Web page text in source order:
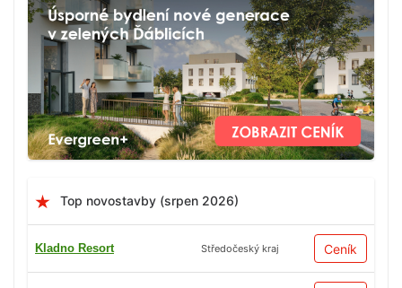
Top novostavby (srpen 2026)
Kladno Resort Středočeský kraj Ceník